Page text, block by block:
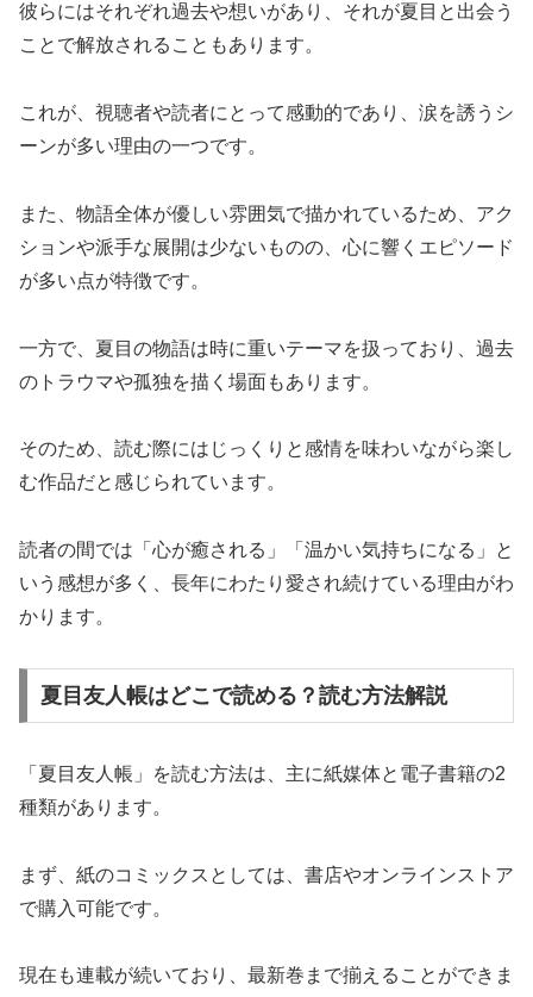
彼らにはそれぞれ過去や想いがあり、それが夏目と出会う
ことで解放されることもあります。
これが、視聴者や読者にとって感動的であり、涙を誘うシ
ーンが多い理由の一つです。
また、物語全体が優しい雰囲気で描かれているため、アク
ションや派手な展開は少ないものの、心に響くエピソード
が多い点が特徴です。
一方で、夏目の物語は時に重いテーマを扱っており、過去
のトラウマや孤独を描く場面もあります。
そのため、読む際にはじっくりと感情を味わいながら楽し
む作品だと感じられています。
読者の間では「心が癒される」「温かい気持ちになる」と
いう感想が多く、長年にわたり愛され続けている理由がわ
かります。
夏目友人帳はどこで読める？読む方法解説
「夏目友人帳」を読む方法は、主に紙媒体と電子書籍の2
種類があります。
まず、紙のコミックスとしては、書店やオンラインストア
で購入可能です。
現在も連載が続いており、最新巻まで揃えることができま